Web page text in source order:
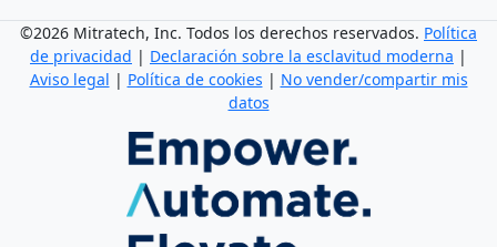
©2026 Mitratech, Inc. Todos los derechos reservados. Política
de privacidad | Declaración sobre la esclavitud moderna |
Aviso legal | Política de cookies | No vender/compartir mis
datos